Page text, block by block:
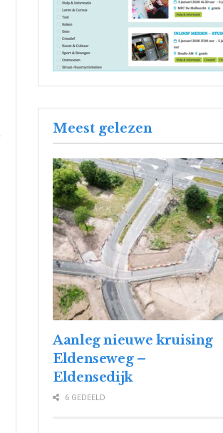
Meest gelezen
Aanleg nieuwe kruising
Eldenseweg –
Eldensedijk
6 GEDEELD